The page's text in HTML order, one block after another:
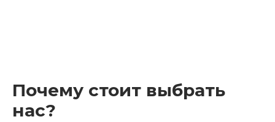
Почему стоит выбрать
нас?